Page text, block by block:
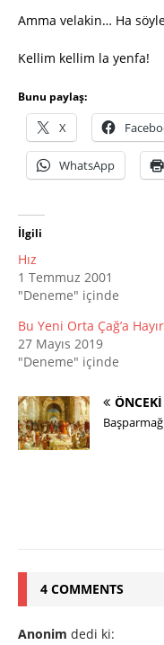
Amma velakin… Ha
Kellim kellim la yenfa!
Bunu paylaş:
X
WhatsApp
İlgili
Hız
1 Temmuz 2001
"Deneme" içinde
Bu Yeni Orta Çağ’a
27 Mayıs 2019
"Deneme" içinde
ÖNCEKI
4 COMMENTS
Anonim dedi ki: